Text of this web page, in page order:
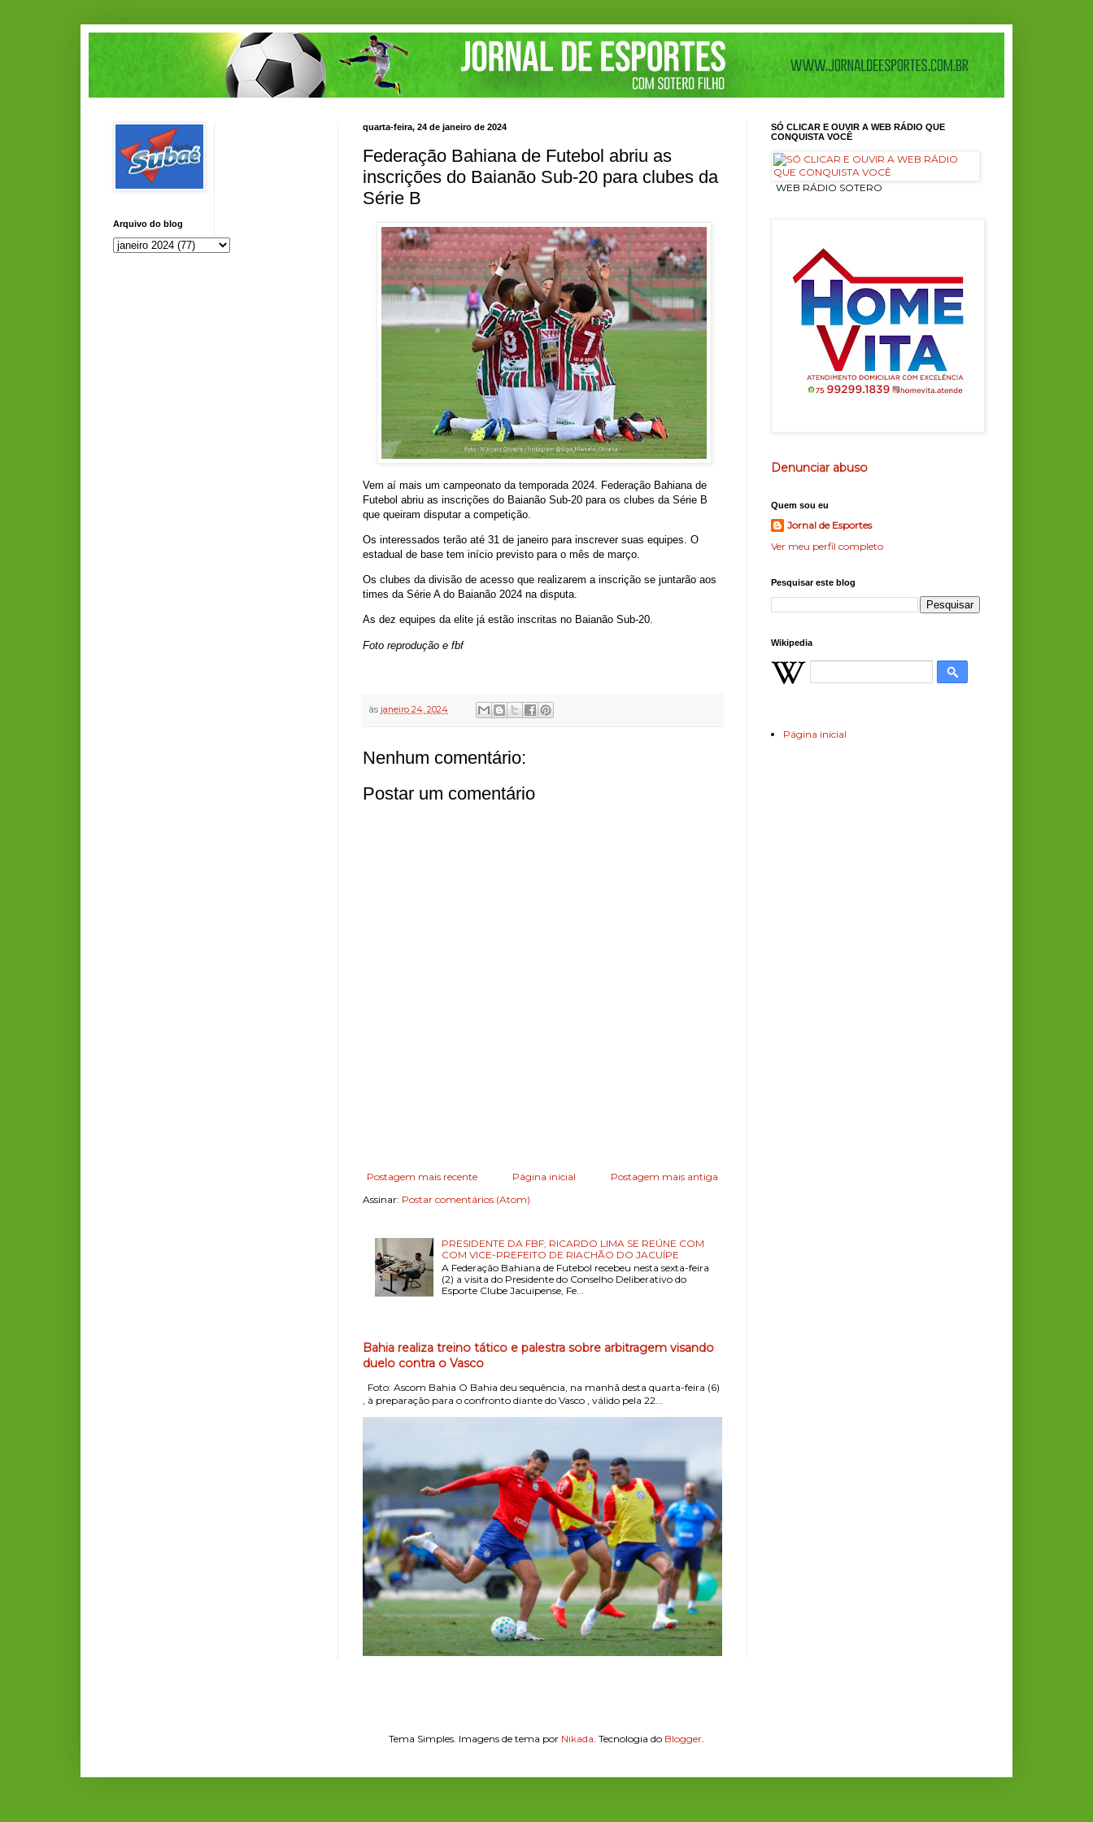
quarta-feira, 24 de janeiro de 2024
Federação Bahiana de Futebol abriu as
inscrições do Baianão Sub-20 para clubes da
Série B
Vem aí mais um campeonato da temporada 2024. Federação Bahiana de
Futebol abriu as inscrições do Baianão Sub-20 para os clubes da Série B
que queiram disputar a competição.
Os interessados terão até 31 de janeiro para inscrever suas equipes. O
estadual de base tem início previsto para o mês de março.
Os clubes da divisão de acesso que realizarem a inscrição se juntarão aos
times da Série A do Baianão 2024 na disputa.
As dez equipes da elite já estão inscritas no Baianão Sub-20.
Foto reprodução e fbf
às janeiro 24, 2024
Nenhum comentário:
Postar um comentário
Postagem mais recente Postagem mais antiga
Página inicial
Assinar: Postar comentários (Atom)
PRESIDENTE DA FBF; RICARDO LIMA SE REÚNE COM
COM VICE-PREFEITO DE RIACHÃO DO JACUÍPE
A Federação Bahiana de Futebol recebeu nesta sexta-feira
(2) a visita do Presidente do Conselho Deliberativo do
Esporte Clube Jacuipense, Fe...
Bahia realiza treino tático e palestra sobre arbitragem visando
duelo contra o Vasco
Foto: Ascom Bahia O Bahia deu sequência, na manhã desta quarta-feira (6)
, à preparação para o confronto diante do Vasco , válido pela 22...
Arquivo do blog
SÓ CLICAR E OUVIR A WEB RÁDIO QUE
CONQUISTA VOCÊ
ㅤ WEB RÁDIO SOTERO
Denunciar abuso
Quem sou eu
Jornal de Esportes
Ver meu perfil completo
Pesquisar este blog
Wikipedia
Página inicial
Tema Simples. Imagens de tema por Nikada . Tecnologia do Blogger